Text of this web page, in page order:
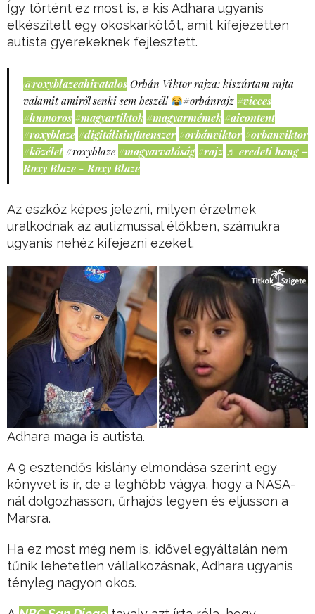
Így történt ez most is, a kis Adhara ugyanis
elkészített egy okoskarkötőt, amit kifejezetten
autista gyerekeknek fejlesztett.
@roxyblazeahivatalos Orbán Viktor rajza: kiszúrtam rajta
valamit amiről senki sem beszél!
#orbánrajz #vicces
#humoros #magyartiktok #magyarmémek #aicontent
#roxyblaze #digitálisinfluenszer #orbánviktor #orbanviktor
#közélet #roxyblaze #magyarvalóság #rajz ♬ eredeti hang –
Roxy Blaze - Roxy Blaze
Az eszköz képes jelezni, milyen érzelmek
uralkodnak az autizmussal élőkben, számukra
ugyanis nehéz kifejezni ezeket.
Adhara maga is autista.
A 9 esztendős kislány elmondása szerint egy
könyvet is ír, de a leghőbb vágya, hogy a NASA-
nál dolgozhasson, űrhajós legyen és eljusson a
Marsra.
Ha ez most még nem is, idővel egyáltalán nem
tűnik lehetetlen vállalkozásnak, Adhara ugyanis
tényleg nagyon okos.